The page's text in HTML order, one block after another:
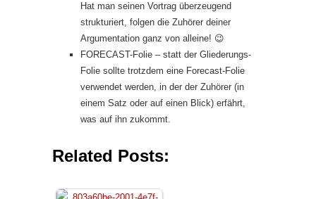
Hat man seinen Vortrag überzeugend
strukturiert, folgen die Zuhörer deiner
Argumentation ganz von alleine! 😉
FORECAST-Folie – statt der Gliederungs-
Folie sollte trotzdem eine Forecast-Folie
verwendet werden, in der der Zuhörer (in
einem Satz oder auf einen Blick) erfährt,
was auf ihn zukommt.
Related Posts: